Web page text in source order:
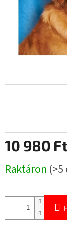
10 980 Ft
Raktáron (>5